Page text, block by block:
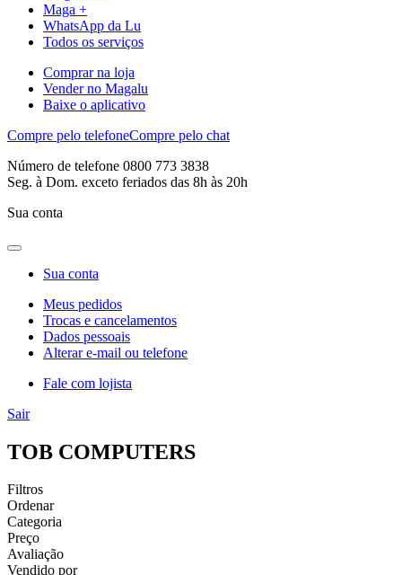
Maga +
WhatsApp da Lu
Todos os serviços
Comprar na loja
Vender no Magalu
Baixe o aplicativo
Compre pelo telefoneCompre pelo chat
Número de telefone 0800 773 3838
Seg. à Dom. exceto feriados das 8h às 20h
Sua conta
Sua conta
Meus pedidos
Trocas e cancelamentos
Dados pessoais
Alterar e-mail ou telefone
Fale com lojista
Sair
TOB COMPUTERS
Filtros
Ordenar
Categoria
Preço
Avaliação
Vendido por